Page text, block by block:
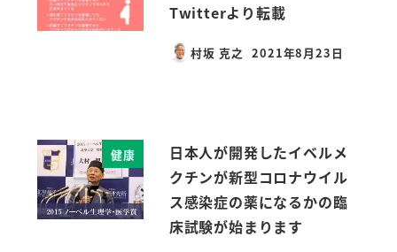
Twitterより転載
村坂 克之
投稿日
2021年8月23日
健康
日本人が開発したイベルメ
クチンが新型コロナウイル
ス感染症の薬になるかの臨
床試験が始まります